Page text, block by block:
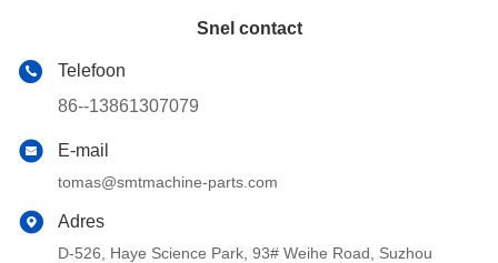
Snel contact
Telefoon
86--13861307079
E-mail
tomas@smtmachine-parts.com
Adres
D-526, Haye Science Park, 93# Weihe Road, Suzhou